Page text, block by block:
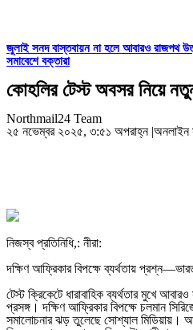
জুলাই সনদ বাস্তবায়ন না হলে আবারও রাজপথ
সমাবেশে বক্তারা
কোহলির টেস্ট অবসর নিয়ে
Northmail24 Team
২৫ নভেম্বর ২০২৫, ৩:৫১ অপরাহ্ন |অনলাইন
নিজস্ব প্রতিনিধি,: নীরা:
দক্ষিণ আফ্রিকার বিপক্ষে ব্যর্থতায়
টেস্ট ক্রিকেটে ধারাবাহিক ব্যর্থতার মুখে
প্রসঙ্গ। দক্ষিণ আফ্রিকার বিপক্ষে চলমান
সমালোচনার ঝড় তুলেছে সোশ্যাল